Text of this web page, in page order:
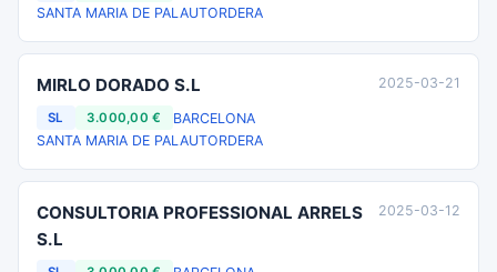
SANTA MARIA DE PALAUTORDERA
MIRLO DORADO S.L
SL 3.000,00 €
BARCELONA
SANTA MARIA DE PALAUTORDERA
2025-03-21
CONSULTORIA PROFESSIONAL ARRELS
S.L
2025-03-12